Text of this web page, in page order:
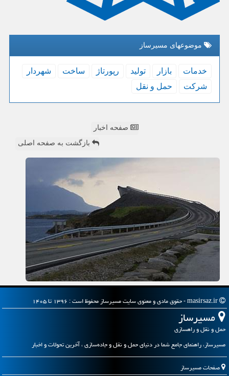
موضوعهای مسیرساز
خدمات بازار تولید رپورتاژ ساخت
شهردار
شركت
حمل و نقل
صفحه اخبار
بازگشت به صفحه اصلی
مسیرساز
حمل و نقل و راهسازی
مسیرساز، راهنمای جامع شما در دنیای حمل و نقل و جاده‌سازی ، آخرین تحولات و اخبار
صفحات مسیرساز